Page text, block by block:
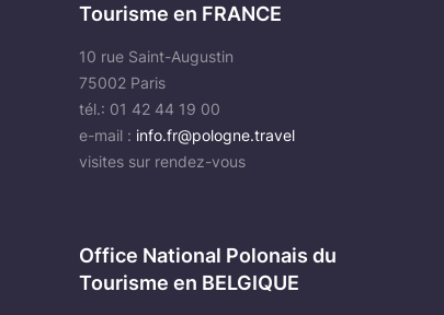
Tourisme en FRANCE
10 rue Saint-Augustin
75002 Paris
tél.: 01 42 44 19 00
e-mail : info.fr@pologne.travel
visites sur rendez-vous
Office National Polonais du
Tourisme en BELGIQUE